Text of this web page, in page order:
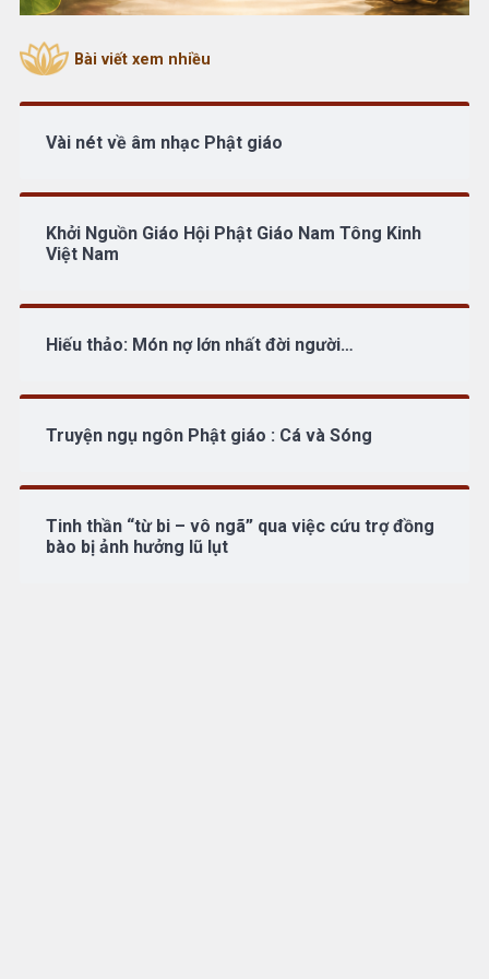
Bài viết xem nhiều
Vài nét về âm nhạc Phật giáo
Khởi Nguồn Giáo Hội Phật Giáo Nam Tông Kinh
Việt Nam
Hiếu thảo: Món nợ lớn nhất đời người…
Truyện ngụ ngôn Phật giáo : Cá và Sóng
Tinh thần “từ bi – vô ngã” qua việc cứu trợ đồng
bào bị ảnh hưởng lũ lụt